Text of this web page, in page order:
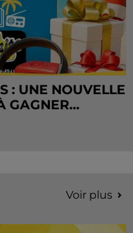
: UNE NOUVELLE
GAGNER...
Voir plus